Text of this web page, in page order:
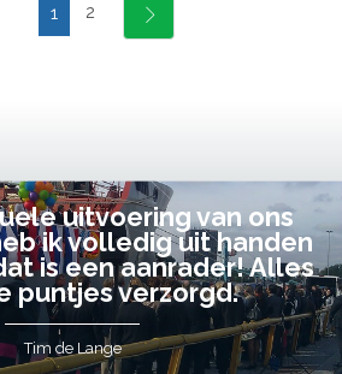
1 2
uitvoering van ons
ik volledig uit handen
is een aanrader! Alles
puntjes verzorgd.
Tim de Lange